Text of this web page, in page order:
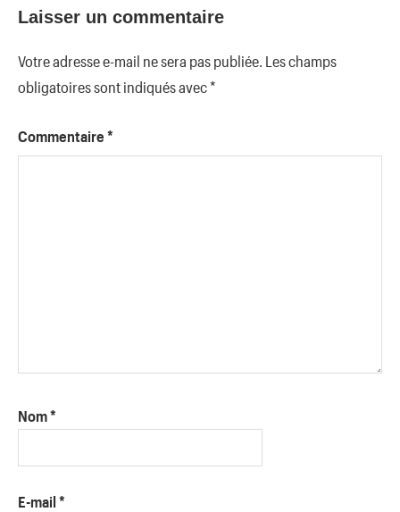
Laisser un commentaire
Votre adresse e-mail ne sera pas publiée. Les champs
obligatoires sont indiqués avec*
Commentaire *
Nom*
E-mail *